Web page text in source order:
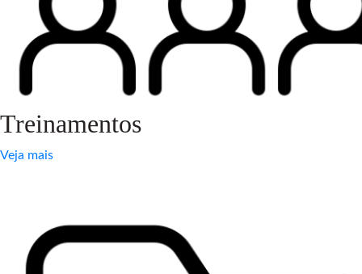
Treinamentos
Veja mais